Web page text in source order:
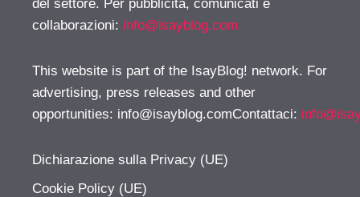
del settore. Per pubblicità, comunicati e
collaborazioni: info@isayblog.com
This website is part of the IsayBlog! network. For
advertising, press releases and other
opportunities: info@isayblog.comContattaci:
Dichiarazione sulla Privacy (UE)
Cookie Policy (UE)